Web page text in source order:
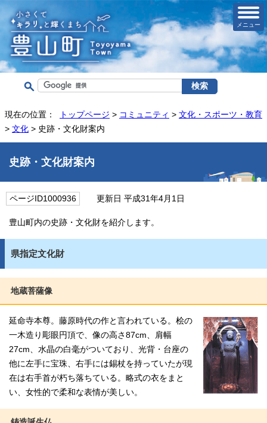
メニュー
現在の位置： トップページ > コミュニティ > 文化・スポーツ・教育
> 文化 > 史跡・文化財案内
史跡・文化財案内
ページID1000936 更新日 平成31年4月1日
豊山町内の史跡・文化財を紹介します。
県指定文化財
地蔵菩薩像
延命寺本尊。藤原時代の作と言われている。桧の
一木造り彫眼円頂で、像の高さ87cm、肩幅
27cm、水晶の白毫がついており、光背・台座の
他に左手に宝珠、右手には錫杖を持っていたが現
在は右手首が朽ち落ちている。略式の衣をまと
い、女性的で柔和な表情が美しい。